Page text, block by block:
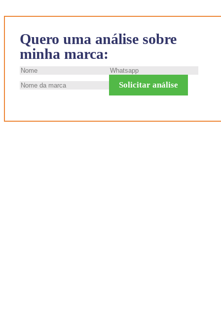
Quero uma análise sobre
minha marca:
Solicitar análise